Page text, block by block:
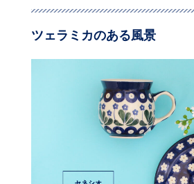
ツェラミカのある風景